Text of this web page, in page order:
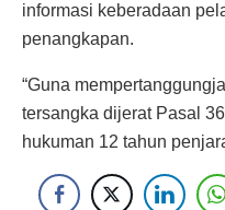
informasi keberadaan
penangkapan.
“Guna
tersangka dijerat Pasal
hukuman 12 tahun